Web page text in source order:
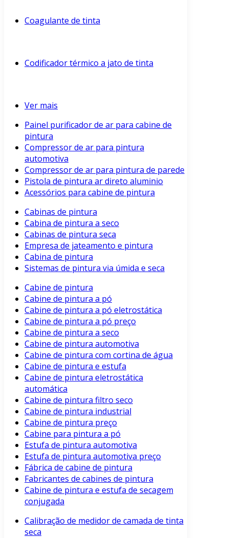
Coagulante de tinta
Codificador térmico a jato de tinta
Ver mais
Painel purificador de ar para cabine de
pintura
Compressor de ar para pintura
automotiva
Compressor de ar para pintura de parede
Pistola de pintura ar direto aluminio
Acessórios para cabine de pintura
Cabinas de pintura
Cabina de pintura a seco
Cabinas de pintura seca
Empresa de jateamento e pintura
Cabina de pintura
Sistemas de pintura via úmida e seca
Cabine de pintura
Cabine de pintura a pó
Cabine de pintura a pó eletrostática
Cabine de pintura a pó preço
Cabine de pintura a seco
Cabine de pintura automotiva
Cabine de pintura com cortina de água
Cabine de pintura e estufa
Cabine de pintura eletrostática
automática
Cabine de pintura filtro seco
Cabine de pintura industrial
Cabine de pintura preço
Cabine para pintura a pó
Estufa de pintura automotiva
Estufa de pintura automotiva preço
Fábrica de cabine de pintura
Fabricantes de cabines de pintura
Cabine de pintura e estufa de secagem
conjugada
Calibração de medidor de camada de tinta
seca